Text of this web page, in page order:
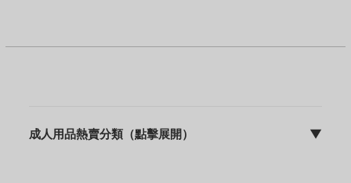
成人用品熱賣分類（點擊展開） ▼